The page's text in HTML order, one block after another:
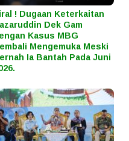
! Dugaan Keterkaitan
Dek Gam
Kasus MBG
Mengemuka Meski
Ia Bantah Pada Juni